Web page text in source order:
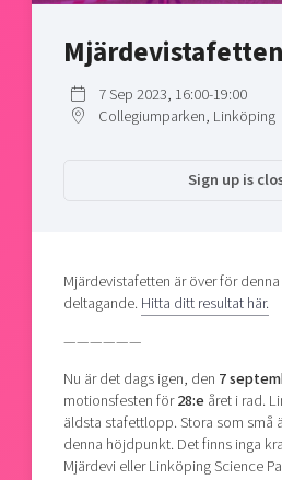
Bright East
Reversed mentorship
Talent & skills
Startup & industry collaboration
Offers to boost your business
Projects
Publications
Project toolbox
Reach out to us
Today's lunch in Mjärdevi
7 Sep 2023, 16:00-19:00
Collegiumparken, Linköping
Sign up is
Mjärdevistafetten är över för
deltagande. Hitta ditt resultat här.
——————
Nu är det dags igen, den 7
motionsfesten för28:eåret i rad.
äldsta stafettlopp. Stora som små
denna höjdpunkt. Det finns inga
Mjärdevi eller Linköping Science